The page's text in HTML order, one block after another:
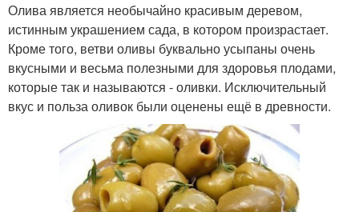
Олива является необычайно красивым деревом,
истинным украшением сада, в котором произрастает.
Кроме того, ветви оливы буквально усыпаны очень
вкусными и весьма полезными для здоровья плодами,
которые так и называются - оливки. Исключительный
вкус и польза оливок были оценены ещё в древности.